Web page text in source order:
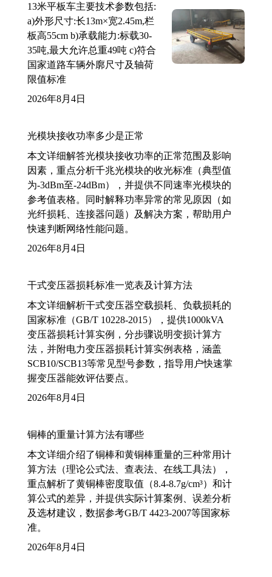
13米平板车主要技术参数包括:
a)外形尺寸:长13m×宽2.45m,栏
板高55cm b)承载能力:标载30-
35吨,最大允许总重49吨 c)符合
国家道路车辆外廓尺寸及轴荷
限值标准
2026年8月4日
光模块接收功率多少是正常
本文详细解答光模块接收功率的正常范围及影响
因素，重点分析千兆光模块的收光标准（典型值
为-3dBm至-24dBm），并提供不同速率光模块的
参考值表格。同时解释功率异常的常见原因（如
光纤损耗、连接器问题）及解决方案，帮助用户
快速判断网络性能问题。
2026年8月4日
干式变压器损耗标准一览表及计算方法
本文详细解析干式变压器空载损耗、负载损耗的
国家标准（GB/T 10228-2015），提供1000kVA
变压器损耗计算实例，分步骤说明变损计算方
法，并附电力变压器损耗计算实例表格，涵盖
SCB10/SCB13等常见型号参数，指导用户快速掌
握变压器能效评估要点。
2026年8月4日
铜棒的重量计算方法有哪些
本文详细介绍了铜棒和黄铜棒重量的三种常用计
算方法（理论公式法、查表法、在线工具法），
重点解析了黄铜棒密度取值（8.4-8.7g/cm³）和计
算公式的差异，并提供实际计算案例、误差分析
及选材建议，数据参考GB/T 4423-2007等国家标
准。
2026年8月4日